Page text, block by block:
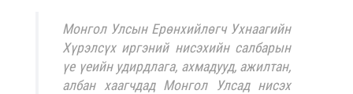
Монгол Улсын Ерөнхийлөгч Ухнаагийн
Хүрэлсүх иргэний нисэхийн салбарын
үе үеийн удирдлага, ахмадууд, ажилтан,
албан хаагчдад Монгол Улсад нисэх